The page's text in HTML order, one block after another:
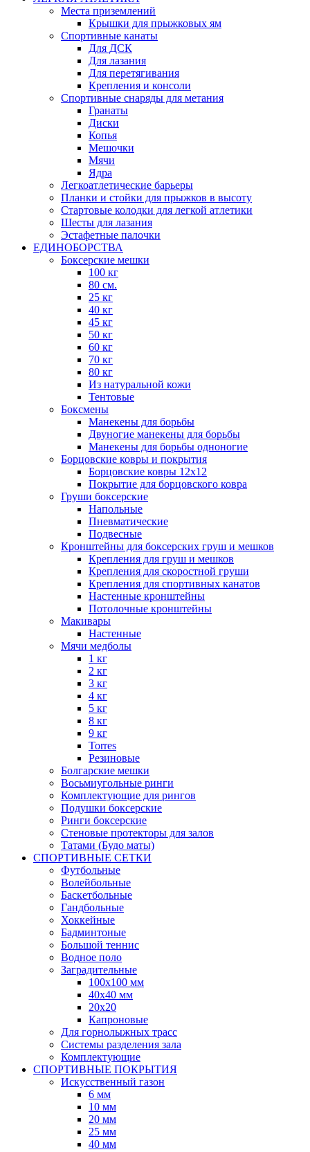
Места приземлений
Крышки для прыжковых ям
Спортивные канаты
Для ДСК
Для лазания
Для перетягивания
Крепления и консоли
Спортивные снаряды для метания
Гранаты
Диски
Копья
Мешочки
Мячи
Ядра
Легкоатлетические барьеры
Планки и стойки для прыжков в высоту
Стартовые колодки для легкой атлетики
Шесты для лазания
Эстафетные палочки
ЕДИНОБОРСТВА
Боксерские мешки
100 кг
80 см.
25 кг
40 кг
45 кг
50 кг
60 кг
70 кг
80 кг
Из натуральной кожи
Тентовые
Боксмены
Манекены для борьбы
Двуногие манекены для борьбы
Манекены для борьбы одноногие
Борцовские ковры и покрытия
Борцовские ковры 12х12
Покрытие для борцовского ковра
Груши боксерские
Напольные
Пневматические
Подвесные
Кронштейны для боксерских груш и мешков
Крепления для груш и мешков
Крепления для скоростной груши
Крепления для спортивных канатов
Настенные кронштейны
Потолочные кронштейны
Макивары
Настенные
Мячи медболы
1 кг
2 кг
3 кг
4 кг
5 кг
8 кг
9 кг
Torres
Резиновые
Болгарские мешки
Восьмиугольные ринги
Комплектующие для рингов
Подушки боксерские
Ринги боксерские
Стеновые протекторы для залов
Татами (Будо маты)
СПОРТИВНЫЕ СЕТКИ
Футбольные
Волейбольные
Баскетбольные
Гандбольные
Хоккейные
Бадминтоные
Большой теннис
Водное поло
Заградительные
100х100 мм
40х40 мм
20х20
Капроновые
Для горнолыжных трасс
Системы разделения зала
Комплектующие
СПОРТИВНЫЕ ПОКРЫТИЯ
Искусственный газон
6 мм
10 мм
20 мм
25 мм
40 мм